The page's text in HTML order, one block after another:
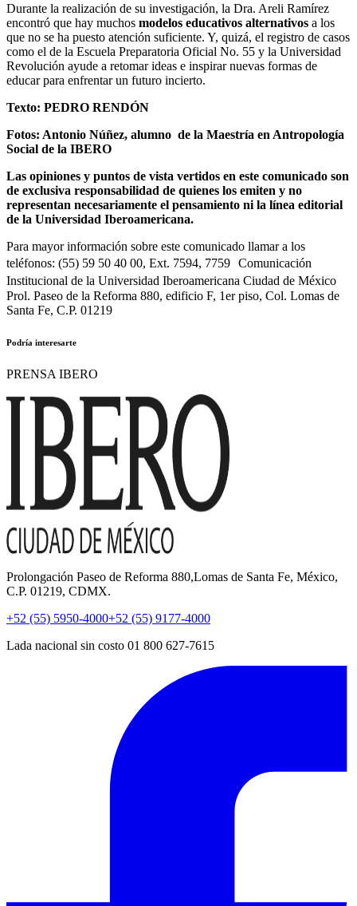
Durante la realización de su investigación, la Dra. Areli Ramírez
encontró que hay muchos modelos educativos alternativos a los
que no se ha puesto atención suficiente. Y, quizá, el registro de casos
como el de la Escuela Preparatoria Oficial No. 55 y la Universidad
Revolución ayude a retomar ideas e inspirar nuevas formas de
educar para enfrentar un futuro incierto.
Texto: PEDRO RENDÓN
Fotos: Antonio Núñez, alumno de la Maestría en Antropología
Social de la IBERO
Las opiniones y puntos de vista vertidos en este comunicado son
de exclusiva responsabilidad de quienes los emiten y no
representan necesariamente el pensamiento ni la línea editorial
de la Universidad Iberoamericana.
Para mayor información sobre este comunicado llamar a los
teléfonos: (55) 59 50 40 00, Ext. 7594, 7759 Comunicación
Institucional de la Universidad Iberoamericana Ciudad de México
Prol. Paseo de la Reforma 880, edificio F, 1er piso, Col. Lomas de
Santa Fe, C.P. 01219
Podría interesarte
PRENSA IBERO
Prolongación Paseo de Reforma 880,Lomas de Santa Fe, México,
C.P. 01219, CDMX.
+52 (55) 5950-4000+52 (55) 9177-4000
Lada nacional sin costo 01 800 627-7615